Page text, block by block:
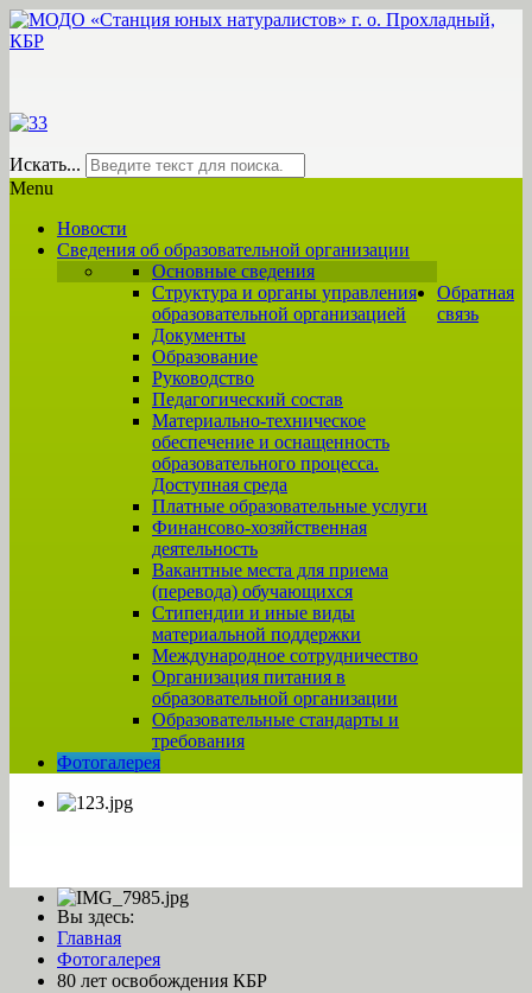
Искать...
Menu
Новости
Сведения об образовательной организации
Основные сведения
Структура и органы управления
образовательной организацией
Документы
Образование
Руководство
Педагогический состав
Материально-техническое
обеспечение и оснащенность
образовательного процесса.
Доступная среда
Платные образовательные услуги
Финансово-хозяйственная
деятельность
Вакантные места для приема
(перевода) обучающихся
Стипендии и иные виды
материальной поддержки
Международное сотрудничество
Организация питания в
образовательной организации
Образовательные стандарты и
требования
Обратная
связь
Фотогалерея
Вы здесь:
Главная
Фотогалерея
80 лет освобождения КБР